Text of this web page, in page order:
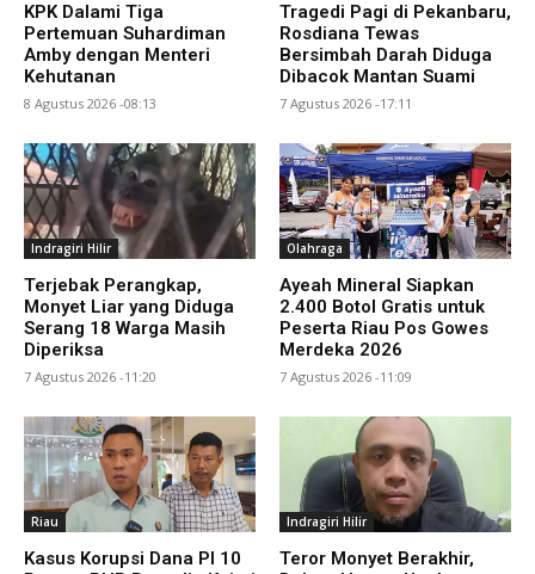
KPK Dalami Tiga
Pertemuan Suhardiman
Amby dengan Menteri
Kehutanan
8 Agustus 2026 -08:13
Tragedi Pagi di Pekanbaru,
Rosdiana Tewas
Bersimbah Darah Diduga
Dibacok Mantan Suami
7 Agustus 2026 -17:11
Indragiri Hilir
Terjebak Perangkap,
Monyet Liar yang Diduga
Serang 18 Warga Masih
Diperiksa
7 Agustus 2026 -11:20
Olahraga
Ayeah Mineral Siapkan
2.400 Botol Gratis untuk
Peserta Riau Pos Gowes
Merdeka 2026
7 Agustus 2026 -11:09
Riau
Kasus Korupsi Dana PI 10
Indragiri Hilir
Teror Monyet Berakhir,